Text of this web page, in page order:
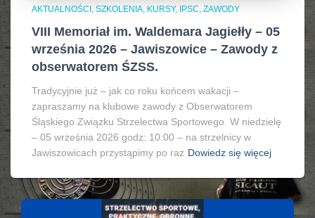
AKTUALNOŚCI, SZKOLENIA, KURSY, IPSC ZAWODY
VIII Memoriał im. Waldemara Jagiełły – 05
września 2026 – Jawiszowice – Zawody z
obserwatorem ŚZSS.
Tradycyjnie już – jak co roku końcem wakacji –
zapraszamy na klubowe zawody z Obserwatorem
Śląskiego Związku Strzelectwa Sportowego. W niedzielę
– 05 września 2026 godz: 10:00 – na strzelnicy w
Jawiszowicach przystąpimy po raz Dowiedz się więcej